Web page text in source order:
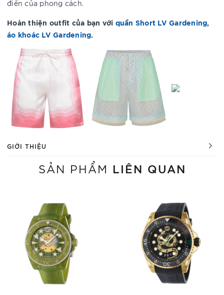
điển của phong cách.
Hoàn thiện outfit của bạn với quần Short LV Gardening,
áo khoác LV Gardening.
GIỚI THIỆU
SẢN PHẨM LIÊN QUAN